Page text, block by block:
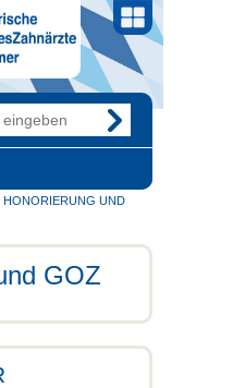
HONORIERUNG UND
GOZ